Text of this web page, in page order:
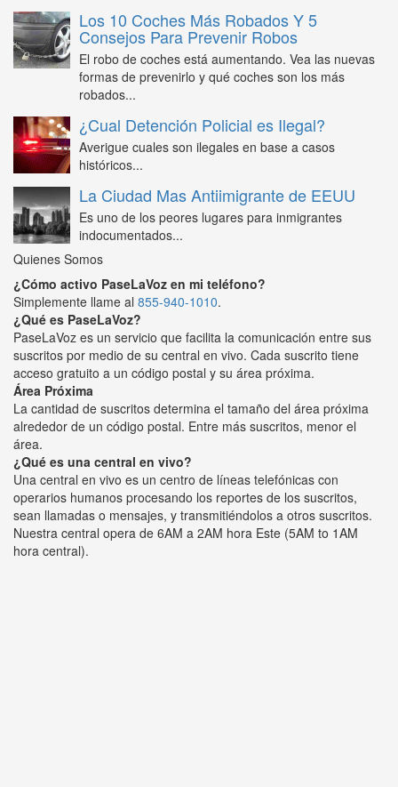
Los 10 Coches Más Robados Y 5
Consejos Para Prevenir Robos
El robo de coches está aumentando. Vea las nuevas
formas de prevenirlo y qué coches son los más
robados...
¿Cual Detención Policial es Ilegal?
Averigue cuales son ilegales en base a casos
históricos...
La Ciudad Mas Antiimigrante de EEUU
Es uno de los peores lugares para inmigrantes
indocumentados...
Quienes Somos
¿Cómo activo PaseLaVoz en mi teléfono?
Simplemente llame al 855-940-1010.
¿Qué es PaseLaVoz?
PaseLaVoz es un servicio que facilita la comunicación entre sus
suscritos por medio de su central en vivo. Cada suscrito tiene
acceso gratuito a un código postal y su área próxima.
Área Próxima
La cantidad de suscritos determina el tamaño del área próxima
alrededor de un código postal. Entre más suscritos, menor el
área.
¿Qué es una central en vivo?
Una central en vivo es un centro de líneas telefónicas con
operarios humanos procesando los reportes de los suscritos,
sean llamadas o mensajes, y transmitiéndolos a otros suscritos.
Nuestra central opera de 6AM a 2AM hora Este (5AM to 1AM
hora central).